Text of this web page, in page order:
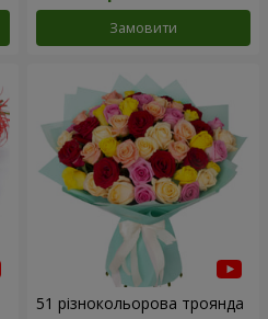
Замовити
51 різнокольорова троянда